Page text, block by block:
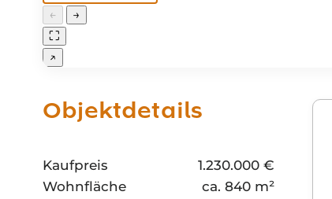
←
→
⛶
↗
Objektdetails
Kaufpreis
1.230.000 €
Wohnfläche
ca. 840 m²